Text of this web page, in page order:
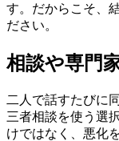
す。だからこそ、
ださい。
相談や専門
二人で話すたびに
三者相談を使う選
けではなく、悪化